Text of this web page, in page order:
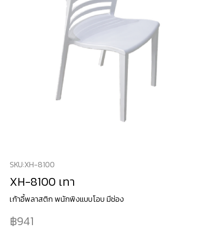
SKU:XH-8100
XH-8100 เทา
เก้าอี้พลาสติก พนักพิงแบบโอบ มีช่อง
941